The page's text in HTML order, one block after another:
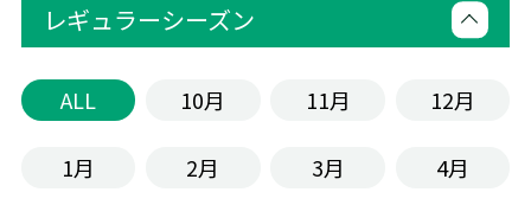
レギュラーシーズン
ALL 10月 11月 12月
1月 2月 3月 4月